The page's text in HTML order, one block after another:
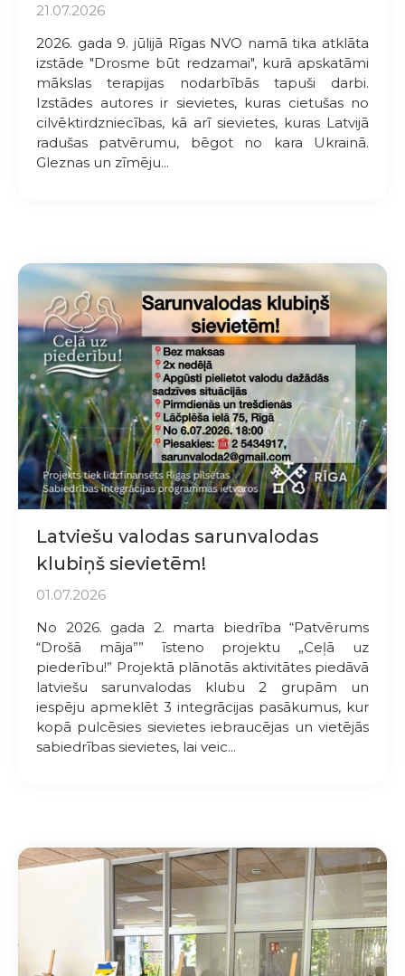
21.07.2026
2026. gada 9. jūlijā Rīgas NVO namā tika atklāta
izstāde "Drosme būt redzamai", kurā apskatāmi
mākslas terapijas nodarbībās tapuši darbi.
Izstādes autores ir sievietes, kuras cietušas no
cilvēktirdzniecības, kā arī sievietes, kuras Latvijā
radušas patvērumu, bēgot no kara Ukrainā.
Gleznas un zīmēju...
Latviešu valodas sarunvalodas
klubiņš sievietēm!
01.07.2026
No 2026. gada 2. marta biedrība “Patvērums
“Drošā māja”” īsteno projektu „Ceļā uz
piederību!” Projektā plānotās aktivitātes piedāvā
latviešu sarunvalodas klubu 2 grupām un
iespēju apmeklēt 3 integrācijas pasākumus, kur
kopā pulcēsies sievietes iebraucējas un vietējās
sabiedrības sievietes, lai veic...